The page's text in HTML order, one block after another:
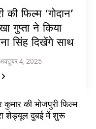
की फिल्म ‘गोदान’
गुप्ता ने किया
सिंह दिखेंगे साथ
4, 2025
कुमार की भोजपुरी फिल्म
शेड्यूल दुबई में शुरू